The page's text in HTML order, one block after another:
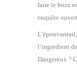
faire le buzz
enquête
l’in­gré­dient
Dan­ge­reux ?